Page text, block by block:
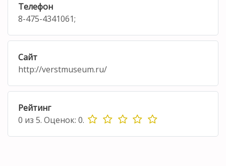
Телефон
8-475-4341061;
Сайт
http://verstmuseum.ru/
Рейтинг
0 из 5. Оценок: 0.